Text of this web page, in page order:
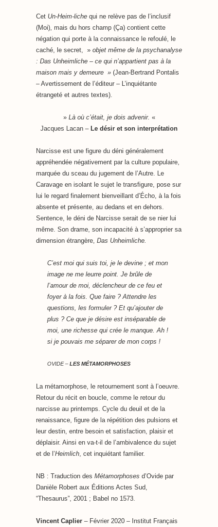
Cet Un-Heim-liche qui ne relève pas de l’inclusif
(Moi), mais du hors champ (Ça) contient cette
négation qui porte à la connaissance le refoulé, le
caché, le secret, » objet même de la psychanalyse
: Das Unheimliche – ce qui n’appartient pas à la
maison mais y demeure » (Jean-Bertrand Pontalis
– Avertissement de l’éditeur – L’inquiétante
étrangeté et autres textes).
» Là où c’était, je dois advenir. «
Jacques Lacan – Le désir et son interprétation
Narcisse est une figure du déni généralement
appréhendée négativement par la culture populaire,
marquée du sceau du jugement de l’Autre. Le
Caravage en isolant le sujet le transfigure, pose sur
lui le regard finalement bienveillant d’Écho, à la fois
absente et présente, au dedans et en dehors.
Sentence, le déni de Narcisse serait de se nier lui
même. Son drame, son incapacité à s’approprier sa
dimension étrangère, Das Unheimliche.
C’est moi qui suis toi, je le devine ; et mon
image ne me leurre point. Je brûle de
l’amour de moi, déclencheur de ce feu et
foyer à la fois. Que faire ? Attendre les
questions, les formuler ? Et qu’ajouter de
plus ? Ce que je désire est inséparable de
moi, une richesse qui crée le manque. Ah !
si je pouvais me séparer de mon corps !
OVIDE – LES MÉTAMORPHOSES
La métamorphose, le retournement sont à l’oeuvre.
Retour du récit en boucle, comme le retour du
narcisse au printemps. Cycle du deuil et de la
renaissance, figure de la répétition des pulsions et
leur destin, entre besoin et satisfaction, plaisir et
déplaisir. Ainsi en va-t-il de l’ambivalence du sujet
et de l’Heimlich, cet inquiétant familier.
NB : Traduction des Métamorphoses d’Ovide par
Danièle Robert aux Éditions Actes Sud,
“Thesaurus”, 2001 ; Babel no 1573.
Vincent Caplier – Février 2020 – Institut Français